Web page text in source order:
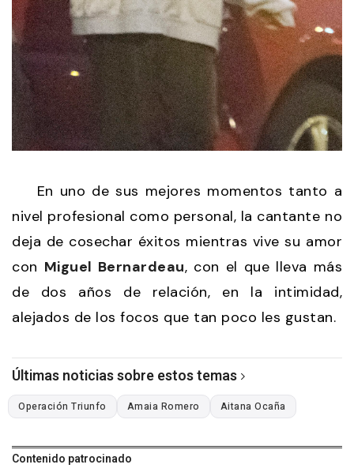
En uno de sus mejores momentos tanto a
nivel profesional como personal, la cantante no
deja de cosechar éxitos mientras vive su amor
con Miguel Bernardeau, con el que lleva más
de dos años de relación, en la intimidad,
alejados de los focos que tan poco les gustan.
Últimas noticias sobre estos temas
Operación Triunfo Amaia Romero Aitana Ocaña
Contenido patrocinado